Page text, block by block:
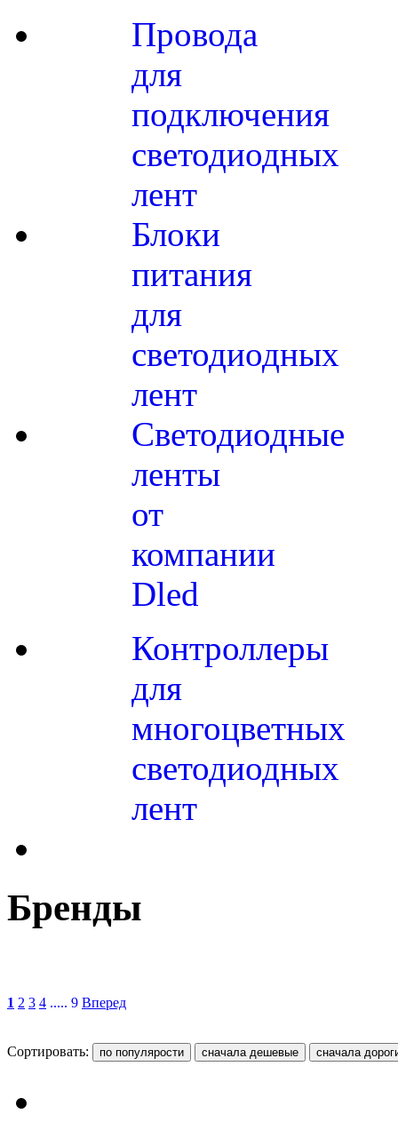
Провода
для
подключения
светодиодных
лент
Блоки
питания
для
светодиодных
лент
Светодиодные
ленты
от
компании
Dled
Контроллеры
для
многоцветных
светодиодных
лент
Бренды
1 2 3 4 ..... 9 Вперед
Сортировать: